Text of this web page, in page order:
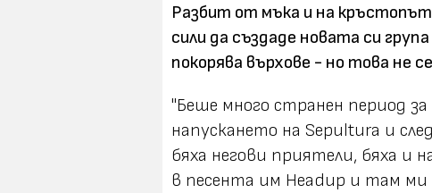
Разбит от мъка и на
сили да създаде новата си
покорява върхове - но това не
"Беше много странен период
напускането на Sepultura и
бяха негови приятели, бяха и
в песента им Headup и там ми